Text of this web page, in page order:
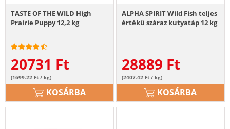
TASTE OF THE WILD High
Prairie Puppy 12,2 kg
20731 Ft
(1699.22 Ft / kg)
KOSÁRBA
ALPHA SPIRIT Wild Fish teljes
értékű száraz kutyatáp 12 kg
28889 Ft
(2407.42 Ft / kg)
KOSÁRBA